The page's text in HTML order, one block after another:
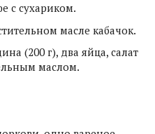
с сухариком.
масле кабачок.
(200 г), два яйца, салат
маслом.